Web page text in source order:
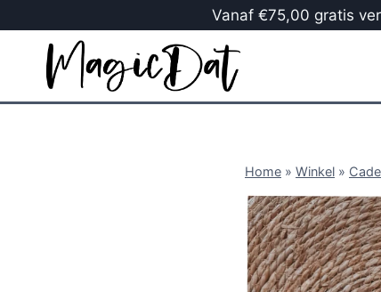
Vanaf €75,00 gratis
Home » Winkel »